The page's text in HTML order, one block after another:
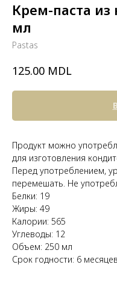
Крем-паста из
мл
Pastas
125.00 MDL
Продукт можно
для изготовления
Перед употреблением,
перемешать. Не
Белки: 19
Жиры: 49
Калории: 565
Углеводы: 12
Объем: 250 мл
Срок годности: 6 месяцев